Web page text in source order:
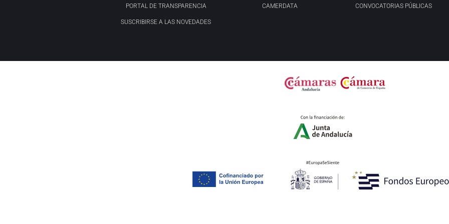
PORTAL DE TRANSPARENCIA
SUSCRIBIRSE A LAS NOVEDADES
CAMERDATA CONVOCATORIAS PÚBLICAS